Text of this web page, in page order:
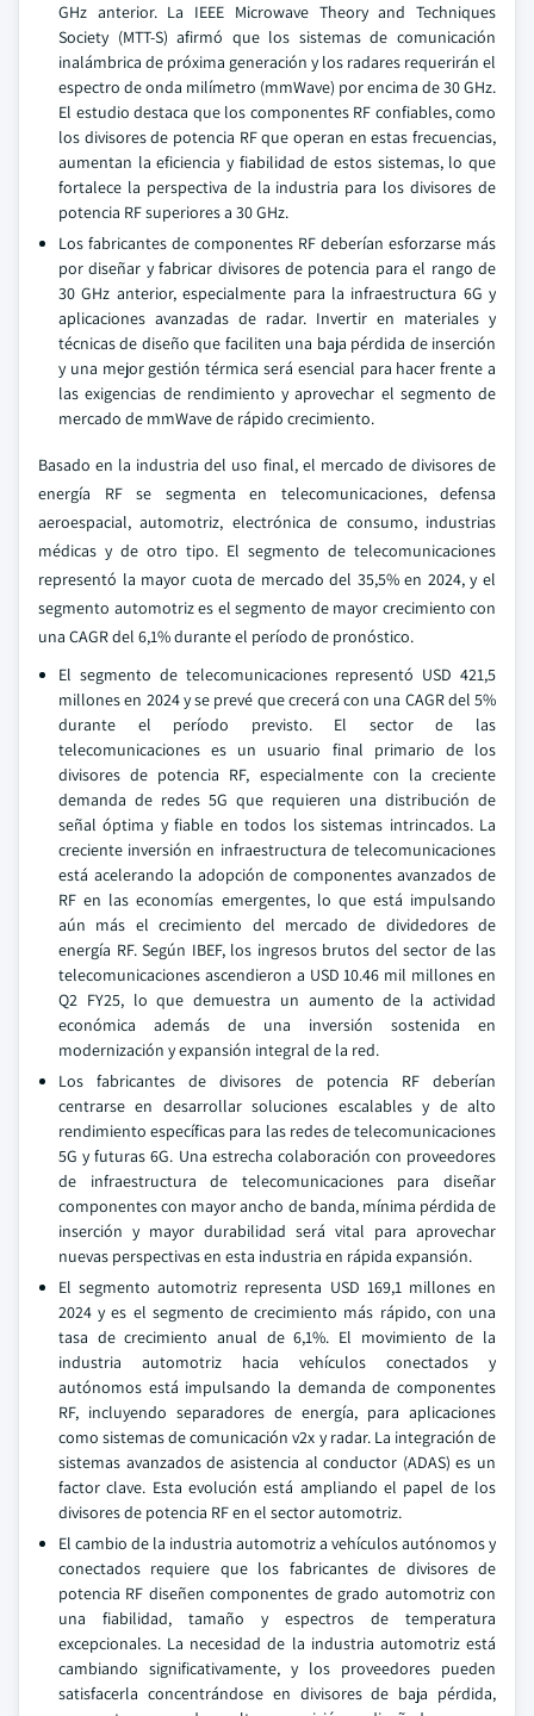
GHz anterior. La IEEE Microwave Theory and Techniques
Society (MTT-S) afirmó que los sistemas de comunicación
inalámbrica de próxima generación y los radares requerirán el
espectro de onda milímetro (mmWave) por encima de 30 GHz.
El estudio destaca que los componentes RF confiables, como
los divisores de potencia RF que operan en estas frecuencias,
aumentan la eficiencia y fiabilidad de estos sistemas, lo que
fortalece la perspectiva de la industria para los divisores de
potencia RF superiores a 30 GHz.
Los fabricantes de componentes RF deberían esforzarse más
por diseñar y fabricar divisores de potencia para el rango de
30 GHz anterior, especialmente para la infraestructura 6G y
aplicaciones avanzadas de radar. Invertir en materiales y
técnicas de diseño que faciliten una baja pérdida de inserción
y una mejor gestión térmica será esencial para hacer frente a
las exigencias de rendimiento y aprovechar el segmento de
mercado de mmWave de rápido crecimiento.
Basado en la industria del uso final, el mercado de divisores de
energía RF se segmenta en telecomunicaciones, defensa
aeroespacial, automotriz, electrónica de consumo, industrias
médicas y de otro tipo. El segmento de telecomunicaciones
representó la mayor cuota de mercado del 35,5% en 2024, y el
segmento automotriz es el segmento de mayor crecimiento con
una CAGR del 6,1% durante el período de pronóstico.
El segmento de telecomunicaciones representó USD 421,5
millones en 2024 y se prevé que crecerá con una CAGR del 5%
durante el período previsto. El sector de las
telecomunicaciones es un usuario final primario de los
divisores de potencia RF, especialmente con la creciente
demanda de redes 5G que requieren una distribución de
señal óptima y fiable en todos los sistemas intrincados. La
creciente inversión en infraestructura de telecomunicaciones
está acelerando la adopción de componentes avanzados de
RF en las economías emergentes, lo que está impulsando
aún más el crecimiento del mercado de dividedores de
energía RF. Según IBEF, los ingresos brutos del sector de las
telecomunicaciones ascendieron a USD 10.46 mil millones en
Q2 FY25, lo que demuestra un aumento de la actividad
económica además de una inversión sostenida en
modernización y expansión integral de la red.
Los fabricantes de divisores de potencia RF deberían
centrarse en desarrollar soluciones escalables y de alto
rendimiento específicas para las redes de telecomunicaciones
5G y futuras 6G. Una estrecha colaboración con proveedores
de infraestructura de telecomunicaciones para diseñar
componentes con mayor ancho de banda, mínima pérdida de
inserción y mayor durabilidad será vital para aprovechar
nuevas perspectivas en esta industria en rápida expansión.
El segmento automotriz representa USD 169,1 millones en
2024 y es el segmento de crecimiento más rápido, con una
tasa de crecimiento anual de 6,1%. El movimiento de la
industria automotriz hacia vehículos conectados y
autónomos está impulsando la demanda de componentes
RF, incluyendo separadores de energía, para aplicaciones
como sistemas de comunicación v2x y radar. La integración de
sistemas avanzados de asistencia al conductor (ADAS) es un
factor clave. Esta evolución está ampliando el papel de los
divisores de potencia RF en el sector automotriz.
El cambio de la industria automotriz a vehículos autónomos y
conectados requiere que los fabricantes de divisores de
potencia RF diseñen componentes de grado automotriz con
una fiabilidad, tamaño y espectros de temperatura
excepcionales. La necesidad de la industria automotriz está
cambiando significativamente, y los proveedores pueden
satisfacerla concentrándose en divisores de baja pérdida,